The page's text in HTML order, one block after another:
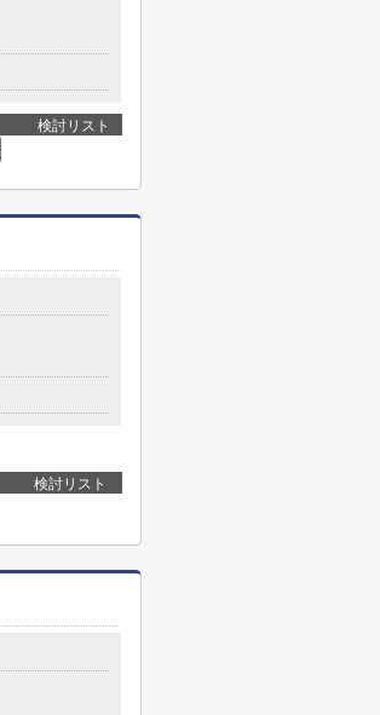
検討リスト
検討リスト